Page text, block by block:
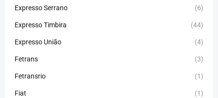
Expresso Serrano (6)
Expresso Timbira (44)
Expresso União (4)
Fetrans (3)
Fetransrio (1)
Fiat (1)